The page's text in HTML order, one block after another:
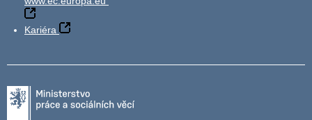
Kariéra